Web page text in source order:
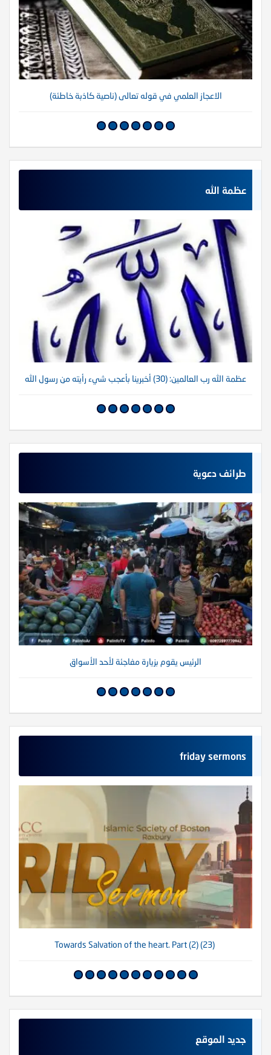
الاعجاز العلمي في قوله تعالى (ناصية كاذبة خاطئة)
عظمة الله
عظمة الله رب العالمين: (30) أخبرينا بأعجب شيء رأيته من رسول الله
طرائف دعوية
الرئيس يقوم بزيارة مفاجئة لأحد الأسواق
friday sermons
(23) Towards Salvation of the heart. Part (2)
جديد الموقع